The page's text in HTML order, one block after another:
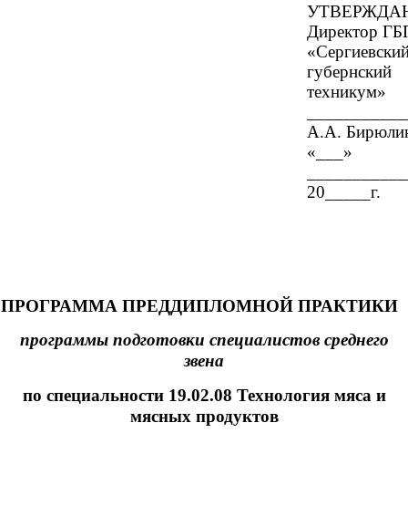
Директор
губернский
техникум»
А.А.
«___»
20_____г.
ПРЕДДИПЛОМНОЙ ПРАКТИКИ
программы подготовки специалистов среднего
звена
по специальности 19.02.08 Технология мяса и
мясных продуктов